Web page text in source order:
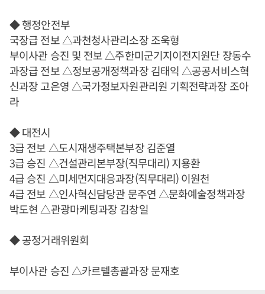
◆ 행정안전부
국장급 전보 △과천청사관리소장 조욱형
부이사관 승진 및 전보 △주한미군기지이전지원단 장동수
과장급 전보 △정보공개정책과장 김태익 △공공서비스혁
신과장 고은영 △국가정보자원관리원 기획전략과장 조아
라
◆ 대전시
3급 전보 △도시재생주택본부장 김준열
3급 승진 △건설관리본부장(직무대리) 지용환
4급 승진 △미세먼지대응과장(직무대리) 이원천
4급 전보 △인사혁신담당관 문주연 △문화예술정책과장
박도현 △관광마케팅과장 김창일
◆ 공정거래위원회
부이사관 승진 △카르텔총괄과장 문재호